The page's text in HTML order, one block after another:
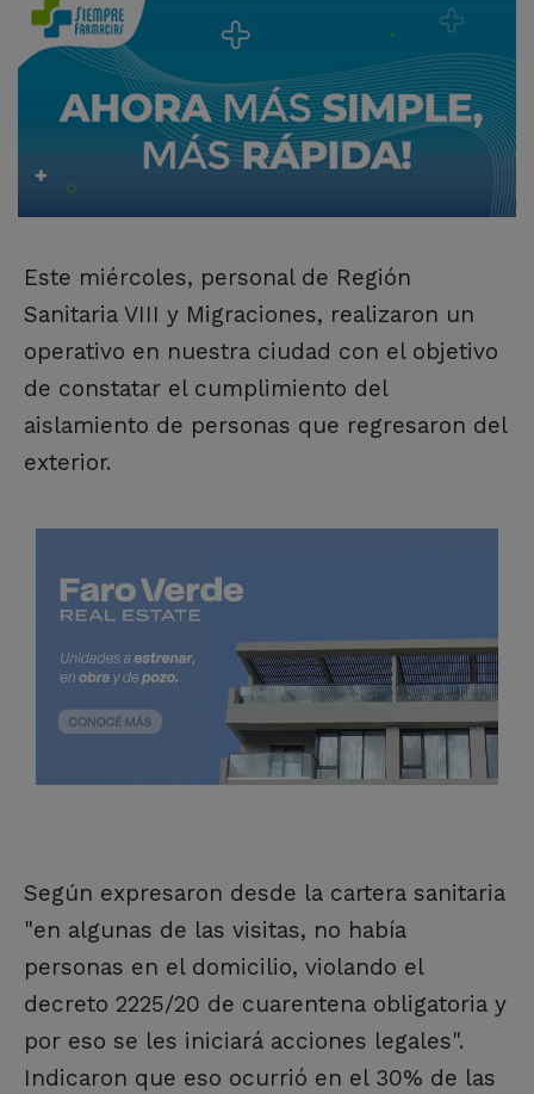
Este miércoles, personal de Región
Sanitaria VIII y Migraciones, realizaron un
operativo en nuestra ciudad con el objetivo
de constatar el cumplimiento del
aislamiento de personas que regresaron del
exterior.
Según expresaron desde la cartera sanitaria
"en algunas de las visitas, no había
personas en el domicilio, violando el
decreto 2225/20 de cuarentena obligatoria y
por eso se les iniciará acciones legales".
Indicaron que eso ocurrió en el 30% de las